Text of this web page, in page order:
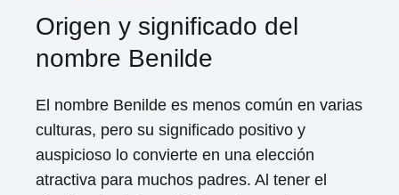
Origen y significado del
nombre Benilde
El nombre Benilde es menos común en varias
culturas, pero su significado positivo y
auspicioso lo convierte en una elección
atractiva para muchos padres. Al tener el